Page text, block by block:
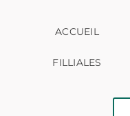
ACCUEIL
FILLIALES